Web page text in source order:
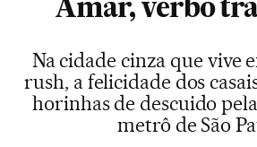
Amar, verbo
Na cidade cinza que vive
rush, a felicidade dos
horinhas de descuido
metrô de São